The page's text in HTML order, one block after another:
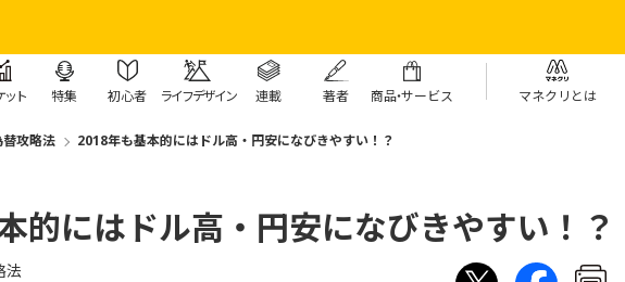
ット 特集 初心者 ライフデザイン 連載 著者 商品・サービス マネクリとは
攻略法 2018年も基本的にはドル高・円安になびきやすい！？
的にはドル高・円安になびきやすい！？
法